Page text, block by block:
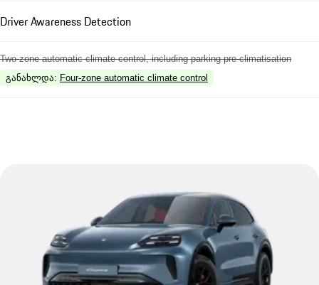
Driver Awareness Detection
Two-zone automatic climate control, including parking pre-climatisation
განახლდა: Four-zone automatic climate control